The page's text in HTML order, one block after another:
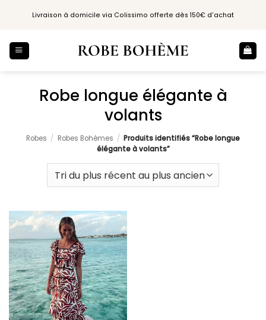
Livraison à domicile via Colissimo offerte dès 150€ d'achat
Robe longue élégante à
volants
Robes / Robes Bohèmes / Produits identifiés “Robe longue
élégante à volants”